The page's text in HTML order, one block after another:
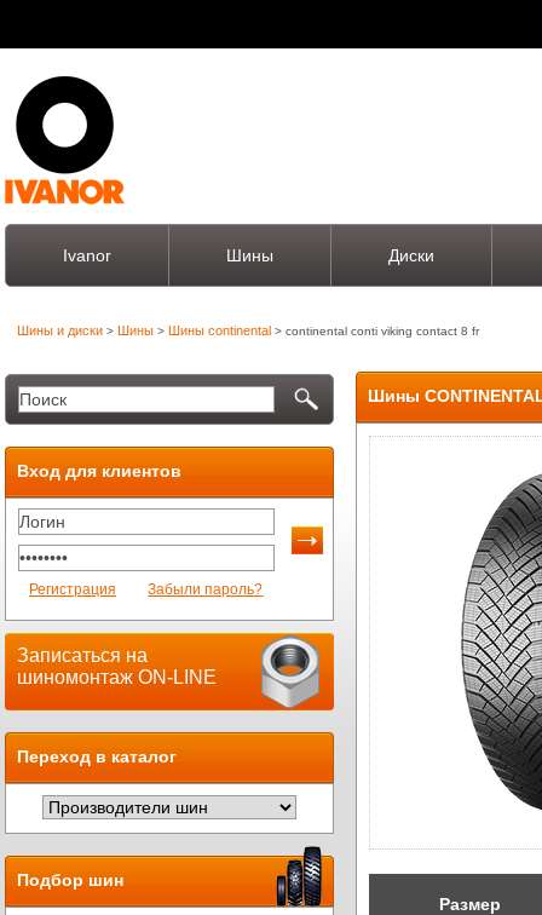
Ivanor Шины Диски
Шины и диски > Шины > Шины continental > continental conti viking contact 8 fr
Вход для клиентов
Регистрация Забыли пароль?
Записаться на
шиномонтаж ON-LINE
Переход в каталог
Подбор шин
Шины
Размер